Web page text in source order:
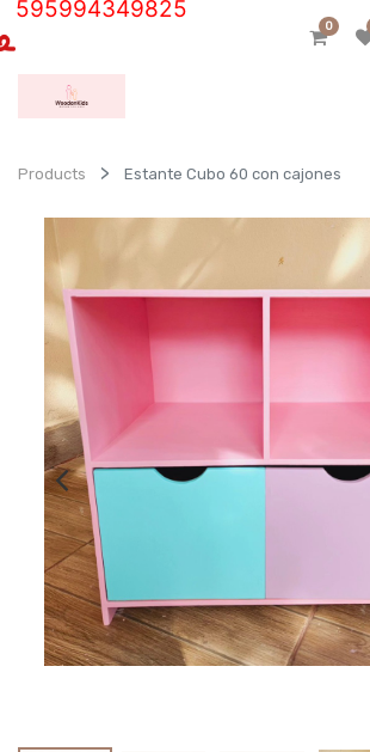
0
595994349825
Products Estante Cubo 60 con cajones